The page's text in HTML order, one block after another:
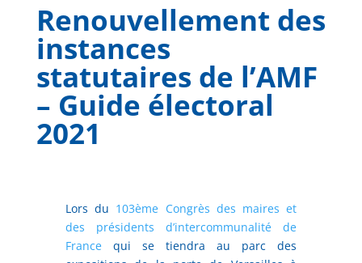
Renouvellement des
instances
statutaires de l’AMF
– Guide électoral
2021
Lors du 103ème Congrès des maires et
des présidents d’intercommunalité de
Francequi se tiendra au parc des